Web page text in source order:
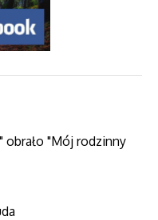
obrało "Mój rodzinny